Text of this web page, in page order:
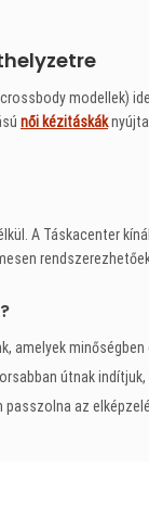
modellek)
női kézitáskák
A Táskacenter
amelyek
útnak
az